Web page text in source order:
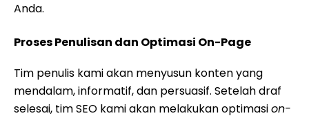
Anda.
Proses Penulisan dan Optimasi On-Page
Tim penulis kami akan menyusun konten yang
mendalam, informatif, dan persuasif. Setelah draf
selesai, tim SEO kami akan melakukan optimasion-